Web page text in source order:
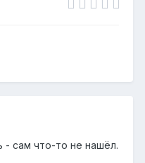
- сам что-то не нашёл.